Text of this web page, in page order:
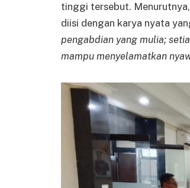
tinggi tersebut.
diisi dengan karya nyata
pengabdian yang mulia;
mampu menyelamatkan